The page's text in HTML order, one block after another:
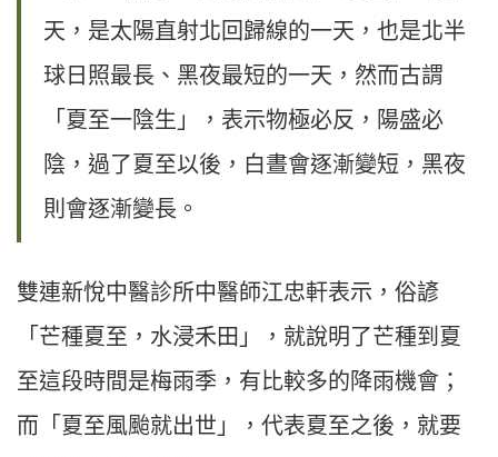
天，是太陽直射北回歸線的一天，也是北半
球日照最長、黑夜最短的一天，然而古謂
「夏至一陰生」，表示物極必反，陽盛必
陰，過了夏至以後，白晝會逐漸變短，黑夜
則會逐漸變長。
雙連新悅中醫診所中醫師江忠軒表示，俗諺
「芒種夏至，水浸禾田」，就說明了芒種到夏
至這段時間是梅雨季，有比較多的降雨機會；
而「夏至風颱就出世」，代表夏至之後，就要